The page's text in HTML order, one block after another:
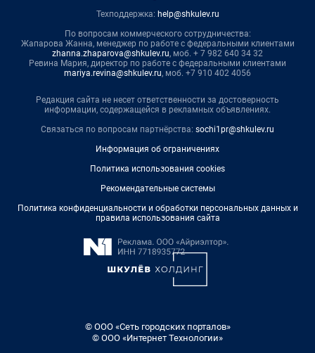
Техподдержка: help@shkulev.ru
По вопросам коммерческого сотрудничества:
Жапарова Жанна, менеджер по работе с федеральными клиентами
zhanna.zhaparova@shkulev.ru, моб. + 7 982 640 34 32
Ревина Мария, директор по работе с федеральными клиентами
mariya.revina@shkulev.ru, моб. +7 910 402 4056
Редакция сайта не несет ответственности за достоверность
информации, содержащейся в рекламных объявлениях.
Связаться по вопросам партнёрства: sochi1pr@shkulev.ru
Информация об ограничениях
Политика использования cookies
Рекомендательные системы
Политика конфиденциальности и обработки персональных данных и
правила использования сайта
© ООО «Сеть городских порталов»
© ООО «Интернет Технологии»